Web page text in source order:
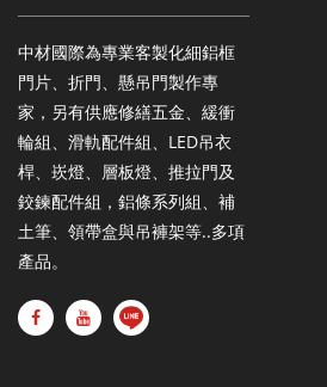
中材國際為專業客製化細鋁框
門片、折門、懸吊門製作專
家，另有供應修繕五金、緩衝
輪組、滑軌配件組、LED吊衣
桿、崁燈、層板燈、推拉門及
鉸鍊配件組，鋁條系列組、補
土筆、領帶盒與吊褲架等..多項
產品。